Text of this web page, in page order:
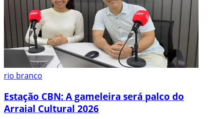
rio branco
Estação CBN: A gameleira será palco do
Arraial Cultural 2026